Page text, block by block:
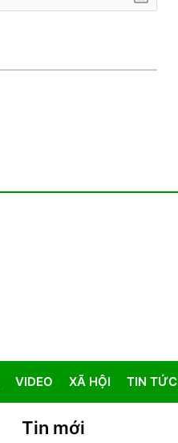
VIDEO XÃ HỘI TIN TỨC
Tin mới